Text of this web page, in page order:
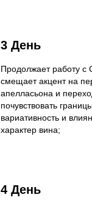
3 День
Продолжает работу с
смещает акцент на
апелласьона и
почувствовать
вариативность и
характер вина;
4 День